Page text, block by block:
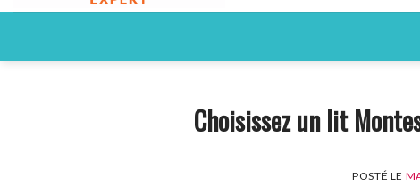
Choisissez un lit
POSTÉ LE